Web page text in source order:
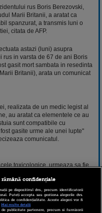
rus Boris Berezovski,
Marii Britanii, a aratat ca
spanzurat, a transmis luni o
citata de AFP.
astazi (luni) asupra
rus in varsta de 67 de ani Boris
gasit mort sambata in resedinta
Britanii), arata un comunicat
realizata de un medic legist al
au aratat ca elementele ce au
sunt compatibile cu
gasite urme ale unei lupte"
comunicatul.
toxicologice, urmeaza sa fie
politia.
de 67 de ani, vechi opozant
rămână confidențiale
pe dispozitivul dvs., precum identificatorii
Puteți accepta sau gestiona alegerile dvs.
de confidențialitate. Aceste alegeri vor fi
Mai multe detalii
publicitate partenere, precum si furnizorii